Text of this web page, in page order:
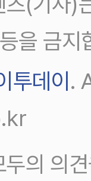
을 금지
투데이 .
두의 의